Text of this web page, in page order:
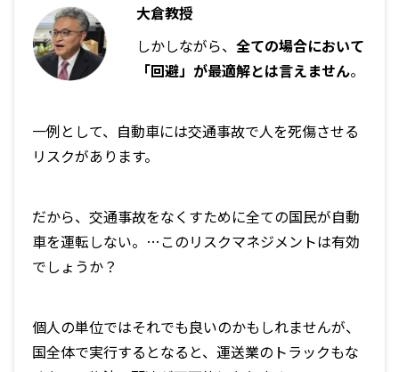
大倉教授
しかしながら、 全ての場合において
「回避」が最適解とは言えません。
一例として、自動車には交通事故で人を死傷させる
リスクがあります。
だから、交通事故をなくすために全ての国民が自動
車を運転しない。…このリスクマネジメントは有効
でしょうか？
個人の単位ではそれでも良いのかもしれませんが、
国全体で実行するとなると、運送業のトラックもな